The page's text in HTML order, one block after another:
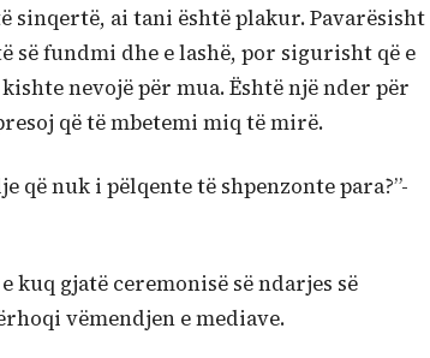
sinqertë, ai tani është plakur. Pavarësisht
së fundmi dhe e lashë, por sigurisht që e
nevojë për mua. Është një nder për
që të mbetemi miq të mirë.
nuk i pëlqente të shpenzonte para?”-
kuq gjatë ceremonisë së ndarjes së
vëmendjen e mediave.